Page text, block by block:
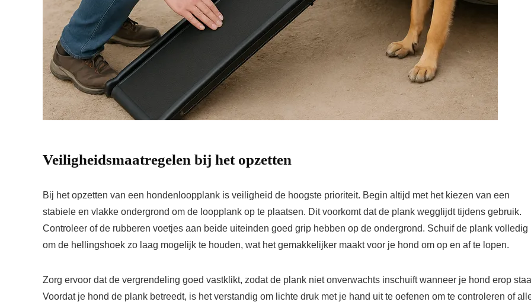
Veiligheidsmaatregelen bij het opzetten
Bij het opzetten van een hondenloopplank is veiligheid de hoogste prioriteit. Begin altijd met het kiezen van een
stabiele en vlakke ondergrond om de loopplank op te plaatsen. Dit voorkomt dat de plank wegglijdt tijdens gebruik.
Controleer of de rubberen voetjes aan beide uiteinden goed grip hebben op de ondergrond. Schuif de plank volledig
om de hellingshoek zo laag mogelijk te houden, wat het gemakkelijker maakt voor je hond om op en af te lopen.
Zorg ervoor dat de vergrendeling goed vastklikt, zodat de plank niet onverwachts inschuift wanneer je hond erop
Voordat je hond de plank betreedt, is het verstandig om lichte druk met je hand uit te oefenen om te controleren of